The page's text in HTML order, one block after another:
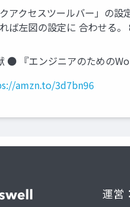
クアクセスツールバー」の
ば左図の設定に 合わせる
● 『エンジニアのための
amzn.to/3d7bn96
運営